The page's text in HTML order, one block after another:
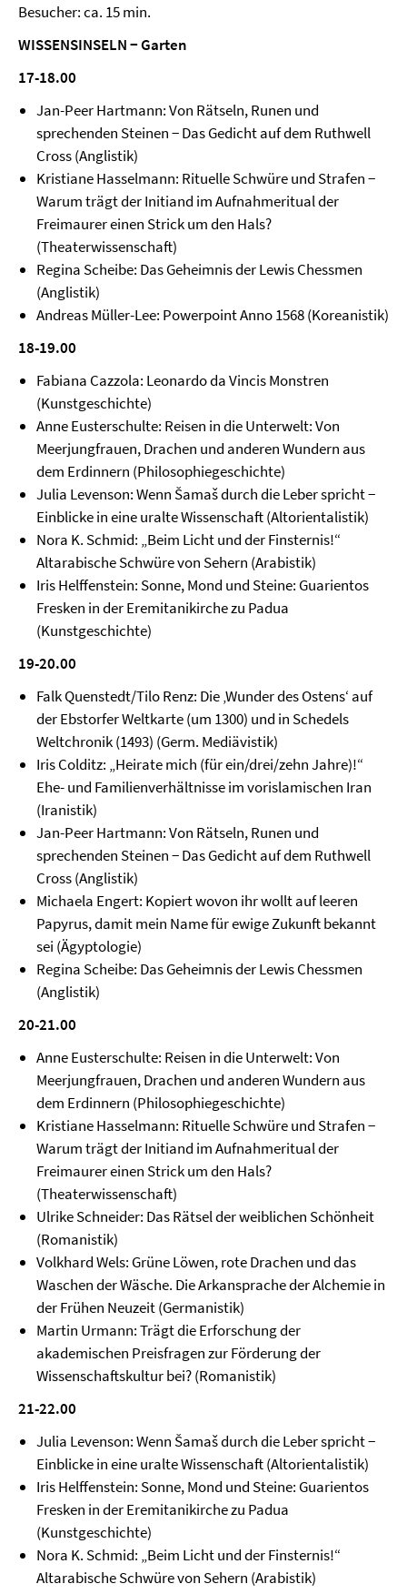
Besucher: ca. 15 min.
WISSENSINSELN − Garten
17-18.00
Jan-Peer Hartmann: Von Rätseln, Runen und
sprechenden Steinen − Das Gedicht auf dem Ruthwell
Cross (Anglistik)
Kristiane Hasselmann: Rituelle Schwüre und Strafen −
Warum trägt der Initiand im Aufnahmeritual der
Freimaurer einen Strick um den Hals?
(Theaterwissenschaft)
Regina Scheibe: Das Geheimnis der Lewis Chessmen
(Anglistik)
Andreas Müller-Lee: Powerpoint Anno 1568 (Koreanistik)
18-19.00
Fabiana Cazzola: Leonardo da Vincis Monstren
(Kunstgeschichte)
Anne Eusterschulte: Reisen in die Unterwelt: Von
Meerjungfrauen, Drachen und anderen Wundern aus
dem Erdinnern (Philosophiegeschichte)
Julia Levenson: Wenn Šamaš durch die Leber spricht −
Einblicke in eine uralte Wissenschaft (Altorientalistik)
Nora K. Schmid: „Beim Licht und der Finsternis!“
Altarabische Schwüre von Sehern (Arabistik)
Iris Helffenstein: Sonne, Mond und Steine: Guarientos
Fresken in der Eremitanikirche zu Padua
(Kunstgeschichte)
19-20.00
Falk Quenstedt/Tilo Renz: Die ‚Wunder des Ostens‘ auf
der Ebstorfer Weltkarte (um 1300) und in Schedels
Weltchronik (1493) (Germ. Mediävistik)
Iris Colditz: „Heirate mich (für ein/drei/zehn Jahre)!“
Ehe- und Familienverhältnisse im vorislamischen Iran
(Iranistik)
Jan-Peer Hartmann: Von Rätseln, Runen und
sprechenden Steinen − Das Gedicht auf dem Ruthwell
Cross (Anglistik)
Michaela Engert: Kopiert wovon ihr wollt auf leeren
Papyrus, damit mein Name für ewige Zukunft bekannt
sei (Ägyptologie)
Regina Scheibe: Das Geheimnis der Lewis Chessmen
(Anglistik)
20-21.00
Anne Eusterschulte: Reisen in die Unterwelt: Von
Meerjungfrauen, Drachen und anderen Wundern aus
dem Erdinnern (Philosophiegeschichte)
Kristiane Hasselmann: Rituelle Schwüre und Strafen −
Warum trägt der Initiand im Aufnahmeritual der
Freimaurer einen Strick um den Hals?
(Theaterwissenschaft)
Ulrike Schneider: Das Rätsel der weiblichen Schönheit
(Romanistik)
Volkhard Wels: Grüne Löwen, rote Drachen und das
Waschen der Wäsche. Die Arkansprache der Alchemie in
der Frühen Neuzeit (Germanistik)
Martin Urmann: Trägt die Erforschung der
akademischen Preisfragen zur Förderung der
Wissenschaftskultur bei? (Romanistik)
21-22.00
Julia Levenson: Wenn Šamaš durch die Leber spricht −
Einblicke in eine uralte Wissenschaft (Altorientalistik)
Iris Helffenstein: Sonne, Mond und Steine: Guarientos
Fresken in der Eremitanikirche zu Padua
(Kunstgeschichte)
Nora K. Schmid: „Beim Licht und der Finsternis!“
Altarabische Schwüre von Sehern (Arabistik)